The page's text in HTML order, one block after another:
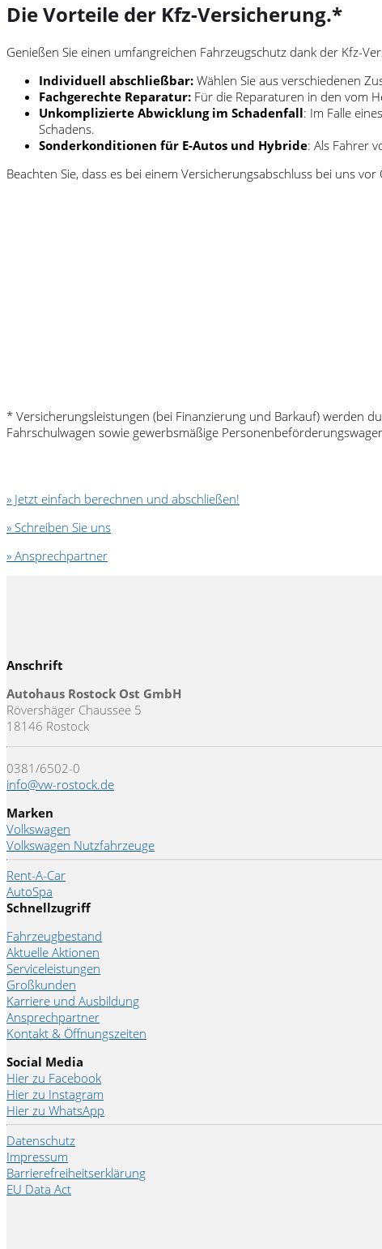
Die Vorteile der Kfz-Versicherung.*
Genießen Sie einen umfangreichen Fahrzeugschutz dank der Kfz-
Individuell abschließbar: Wählen Sie aus verschiedenen
Fachgerechte Reparatur: Für die Reparaturen in den vom
Unkomplizierte Abwicklung im Schadenfall: Im Falle
Schadens.
Sonderkonditionen für E-Autos und Hybride: Als Fahrer
Beachten Sie, dass es bei einem Versicherungsabschluss bei uns
* Versicherungsleistungen (bei Finanzierung und Barkauf) werden
Fahrschulwagen sowie gewerbsmäßige
» Jetzt einfach berechnen und abschließen!
» Schreiben Sie uns
» Ansprechpartner
Anschrift
Autohaus Rostock Ost GmbH
Rövershäger Chaussee 5
18146 Rostock
0381/6502-0
info@vw-rostock.de
Marken
Volkswagen
Volkswagen Nutzfahrzeuge
Rent-A-Car
AutoSpa
Schnellzugriff
Fahrzeugbestand
Aktuelle Aktionen
Serviceleistungen
Großkunden
Karriere und Ausbildung
Ansprechpartner
Kontakt & Öffnungszeiten
Social Media
Hier zu Facebook
Hier zu Instagram
Hier zu WhatsApp
Datenschutz
Impressum
Barrierefreiheitserklärung
EU Data Act